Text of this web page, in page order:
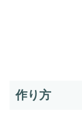
作り方